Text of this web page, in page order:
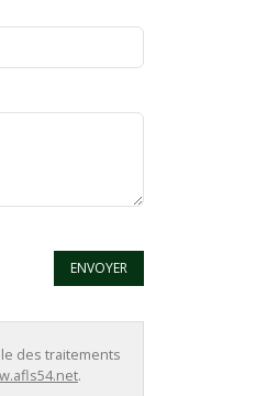
ENVOYER
des traitements
.